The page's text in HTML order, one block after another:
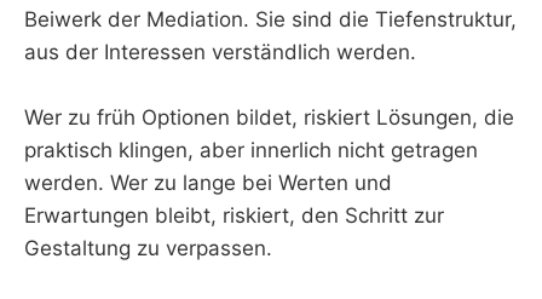
Beiwerk der Mediation. Sie sind die Tiefenstruktur,
aus der Interessen verständlich werden.
Wer zu früh Optionen bildet, riskiert Lösungen, die
praktisch klingen, aber innerlich nicht getragen
werden. Wer zu lange bei Werten und
Erwartungen bleibt, riskiert, den Schritt zur
Gestaltung zu verpassen.